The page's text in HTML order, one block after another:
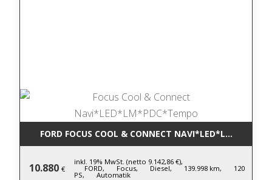
FORD FOCUS COOL & CONNECT
10.880 €
inkl. 19% MwSt. (netto 9.142,86 €),
FORD, Focus, Diesel, 139.998 km, 120
PS, Automatik